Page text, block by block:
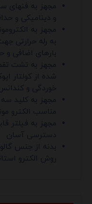
مجهز به فنهای
و دینامیکی و
مجهز به
به رله حرارتی
بارهای اضافی
مجهز به تشت
شده از کولتار
خوردگی و کندانس
مجهز به کلید
مناسب الکترو
مجهز به فیلتر
دسترسی آسان
بدنه از جنس
روش الکترو